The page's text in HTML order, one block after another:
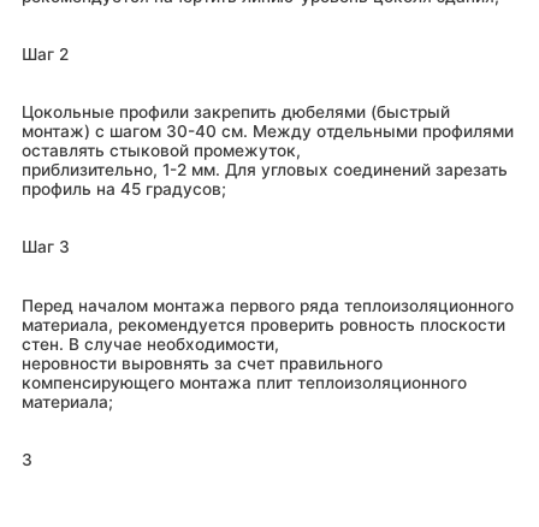
Шаг 2
Цокольные профили закрепить дюбелями (быстрый
монтаж) с шагом 30-40 см. Между отдельными профилями
оставлять стыковой промежуток,
приблизительно, 1-2 мм. Для угловых соединений зарезать
профиль на 45 градусов;
Шаг 3
Перед началом монтажа первого ряда теплоизоляционного
материала, рекомендуется проверить ровность плоскости
стен. В случае необходимости,
неровности выровнять за счет правильного
компенсирующего монтажа плит теплоизоляционного
материала;
3